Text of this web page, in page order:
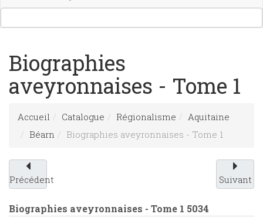
Biographies
aveyronnaises - Tome 1
Accueil Catalogue Régionalisme
Aquitaine
Béarn
Biographies aveyronnaises - Tome 1
Précédent Suivant
Biographies aveyronnaises - Tome 1 5034